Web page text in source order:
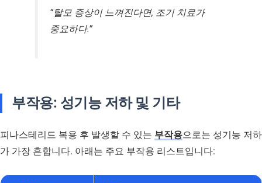
“탈모 증상이 느껴진다면, 조기 치료가
중요하다.”
부작용: 성기능 저하 및 기타
피나스테리드 복용 후 발생할 수 있는 부작용으로는 성기능 저하
가 가장 흔합니다. 아래는 주요 부작용 리스트입니다: